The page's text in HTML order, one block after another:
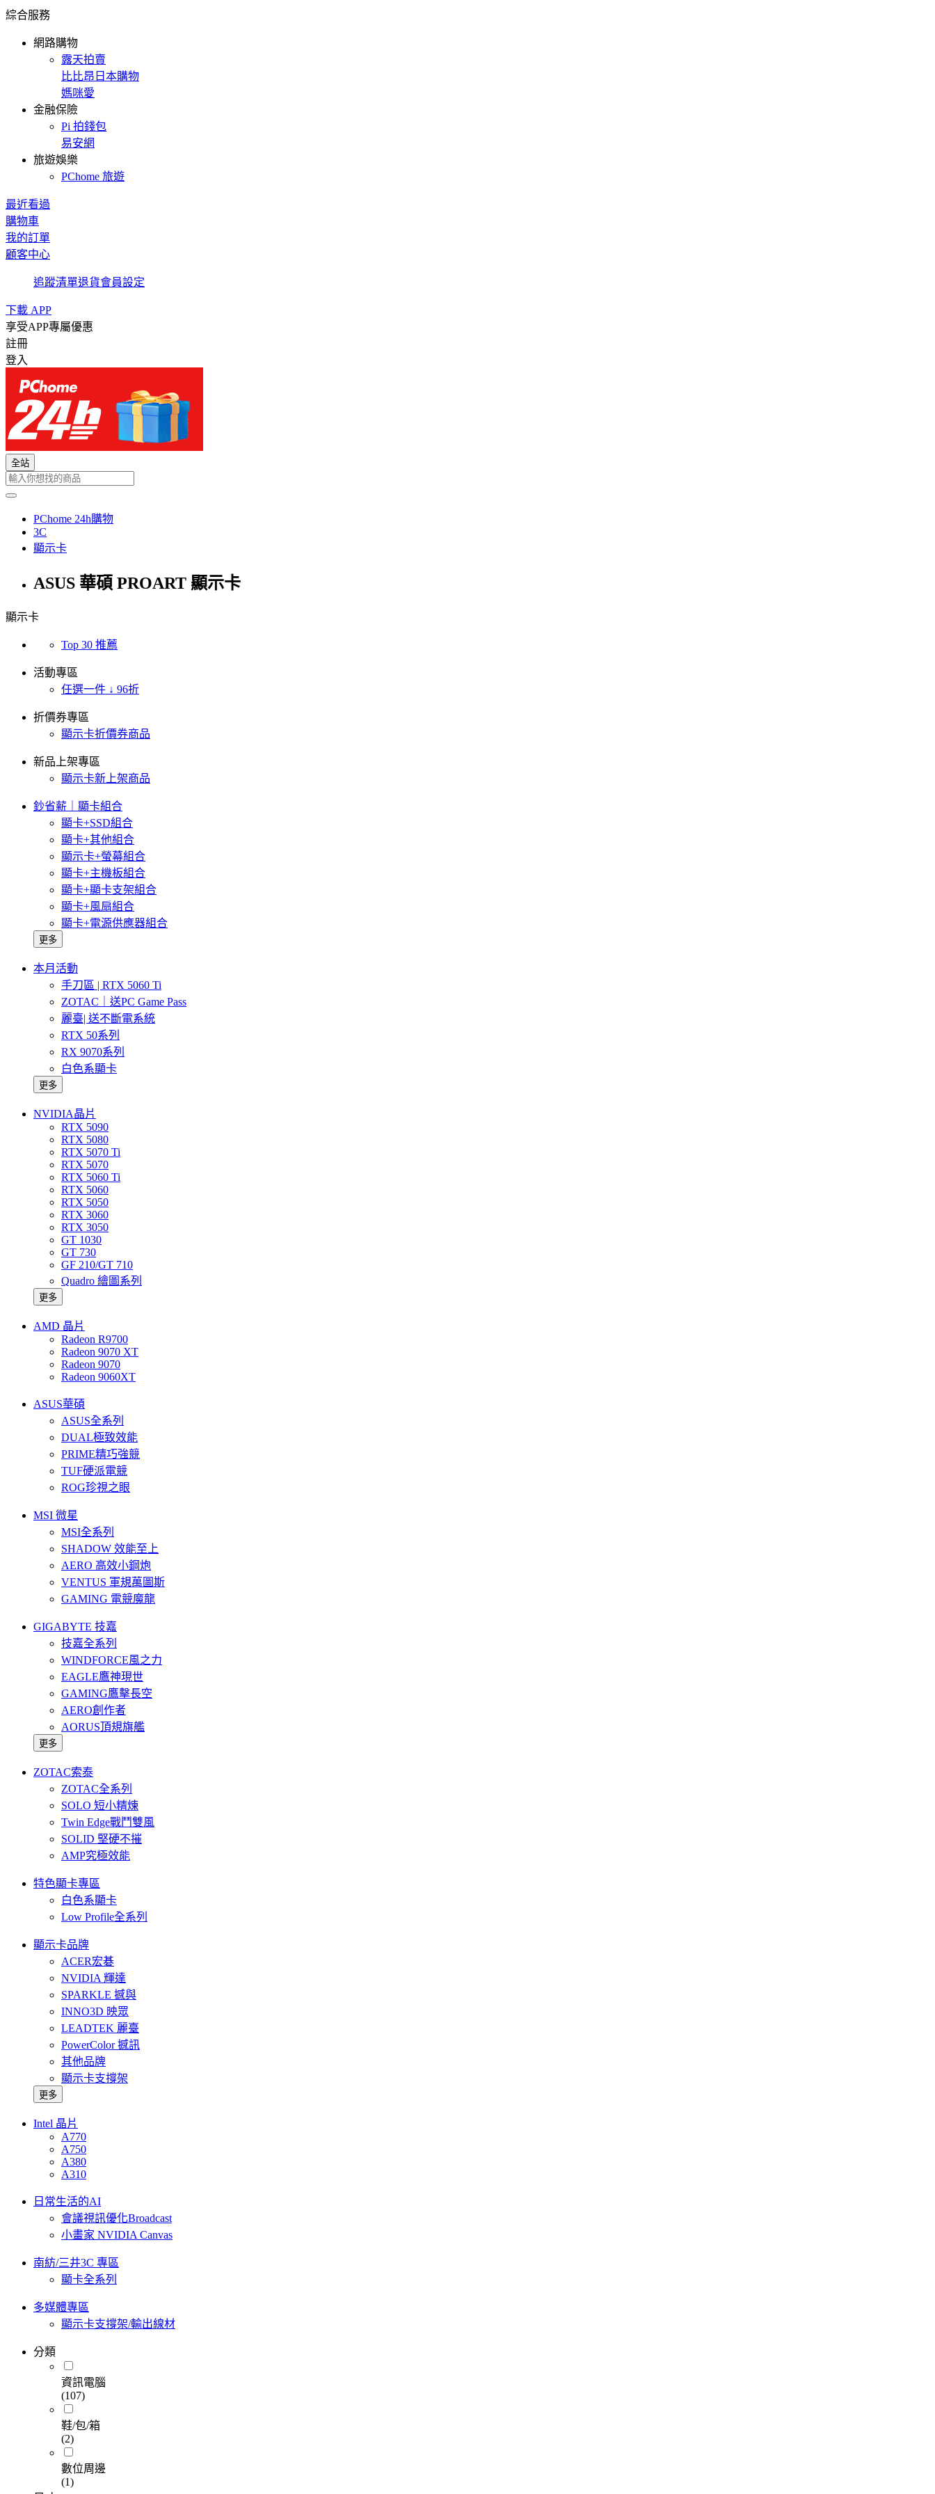
綜合服務
網路購物
露天拍賣
比比昂日本購物
媽咪愛
金融保險
Pi 拍錢包
易安網
旅遊娛樂
PChome 旅遊
最近看過
購物車
我的訂單
顧客中心
追蹤清單退貨會員設定
下載 APP
享受APP專屬優惠
註冊
登入
全站
PChome 24h購物
3C
顯示卡
ASUS 華碩 PROART 顯示卡
顯示卡
Top 30 推薦
活動專區
任選一件 ↓ 96折
折價券專區
顯示卡折價券商品
新品上架專區
顯示卡新上架商品
鈔省薪｜顯卡組合
顯卡+SSD組合
顯卡+其他組合
顯示卡+螢幕組合
顯卡+主機板組合
顯卡+顯卡支架組合
顯卡+風扇組合
顯卡+電源供應器組合
更多
本月活動
手刀區 | RTX 5060 Ti
ZOTAC｜送PC Game Pass
麗臺| 送不斷電系統
RTX 50系列
RX 9070系列
白色系顯卡
更多
NVIDIA晶片
RTX 5090
RTX 5080
RTX 5070 Ti
RTX 5070
RTX 5060 Ti
RTX 5060
RTX 5050
RTX 3060
RTX 3050
GT 1030
GT 730
GF 210/GT 710
Quadro 繪圖系列
更多
AMD 晶片
Radeon R9700
Radeon 9070 XT
Radeon 9070
Radeon 9060XT
ASUS華碩
ASUS全系列
DUAL極致效能
PRIME精巧強競
TUF硬派電競
ROG珍視之眼
MSI 微星
MSI全系列
SHADOW 效能至上
AERO 高效小鋼炮
VENTUS 軍規萬圖斯
GAMING 電競魔龍
GIGABYTE 技嘉
技嘉全系列
WINDFORCE風之力
EAGLE鷹神現世
GAMING鷹擊長空
AERO創作者
AORUS頂規旗艦
更多
ZOTAC索泰
ZOTAC全系列
SOLO 短小精煉
Twin Edge戰鬥雙風
SOLID 堅硬不摧
AMP究極效能
特色顯卡專區
白色系顯卡
Low Profile全系列
顯示卡品牌
ACER宏碁
NVIDIA 輝達
SPARKLE 撼與
INNO3D 映眾
LEADTEK 麗臺
PowerColor 撼訊
其他品牌
顯示卡支撐架
更多
Intel 晶片
A770
A750
A380
A310
日常生活的AI
會議視訊優化Broadcast
小畫家 NVIDIA Canvas
南紡/三井3C 專區
顯卡全系列
多媒體專區
顯示卡支撐架/輸出線材
分類
資訊電腦
(107)
鞋/包/箱
(2)
數位周邊
(1)